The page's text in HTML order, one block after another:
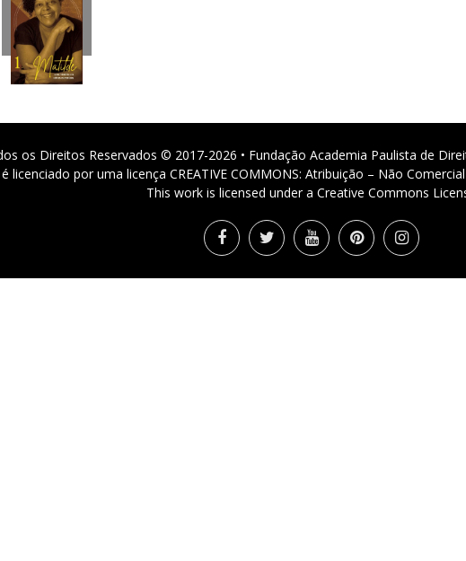
os Direitos Reservados © 2017-2026 • Fundação Academia Paulista de
licenciado por uma licença CREATIVE COMMONS: Atribuição – Não
This work is licensed under a Creative Commons